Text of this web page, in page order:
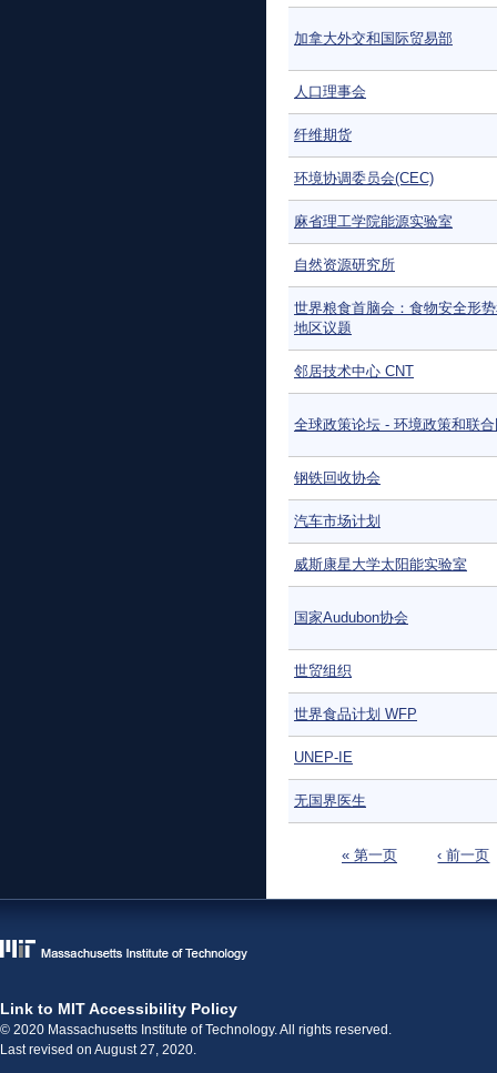
加拿大外交和国际贸易部
人口理事会
纤维期货
环境协调委员会(CEC)
麻省理工学院能源实验室
自然资源研究所
世界粮食首脑会：食物安全形
地区议题
邻居技术中心 CNT
全球政策论坛 - 环境政策和联
钢铁回收协会
汽车市场计划
威斯康星大学太阳能实验室
国家Audubon协会
世贸组织
世界食品计划 WFP
UNEP-IE
无国界医生
« 第一页 ‹ 前一页
Link to MIT Accessibility Policy
© 2020 Massachusetts Institute of Technology. All rights reserved.
Last revised on August 27, 2020.